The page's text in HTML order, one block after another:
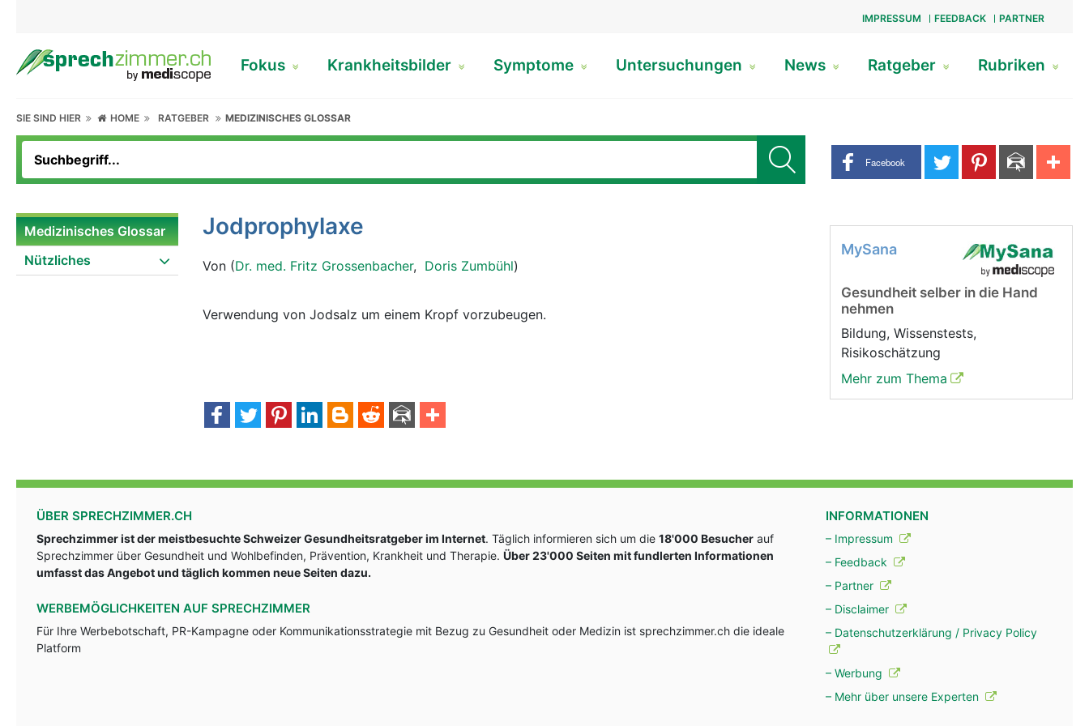
IMPRESSUM FEEDBACK PARTNER
Fokus Krankheitsbilder Symptome Untersuchungen News Ratgeber Rubriken
SIE SIND HIER HOME RATGEBER MEDIZINISCHES GLOSSAR
Share buttons
Facebook
Medizinisches Glossar
Nützliches
Jodprophylaxe
Von (Dr. med. Fritz Grossenbacher, Doris Zumbühl)
Verwendung von Jodsalz um einem Kropf vorzubeugen.
MySana
Gesundheit selber in die Hand
nehmen
Bildung, Wissenstests,
Risikoschätzung
Mehr zum Thema
ÜBER SPRECHZIMMER.CH
Sprechzimmer ist der meistbesuchte Schweizer Gesundheitsratgeber im Internet. Täglich informieren sich um die 18'000 Besucher auf
Sprechzimmer über Gesundheit und Wohlbefinden, Prävention, Krankheit und Therapie. Über 23'000 Seiten mit fundlerten Informationen
umfasst das Angebot und täglich kommen neue Seiten dazu.
WERBEMÖGLICHKEITEN AUF SPRECHZIMMER
Für Ihre Werbebotschaft, PR-Kampagne oder Kommunikationsstrategie mit Bezug zu Gesundheit oder Medizin ist sprechzimmer.ch die ideale
Platform
INFORMATIONEN
– Impressum
– Feedback
– Partner
– Disclaimer
– Datenschutzerklärung / Privacy Policy
– Werbung
– Mehr über unsere Experten